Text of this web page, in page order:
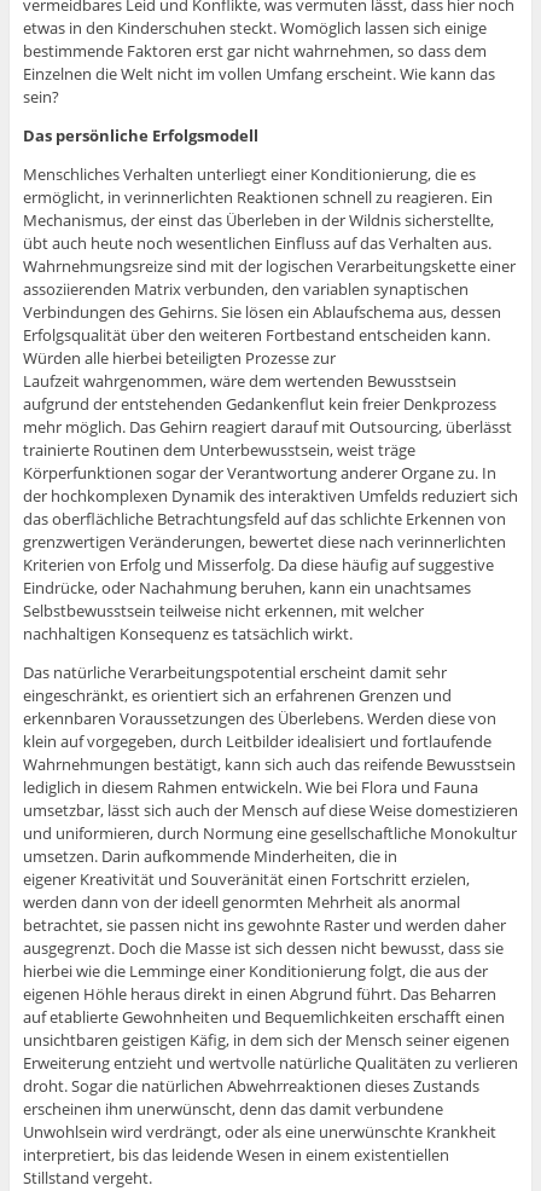
vermeidbares Leid und Konflikte, was vermuten lässt, dass hier noch
etwas in den Kinderschuhen steckt. Womöglich lassen sich einige
bestimmende Faktoren erst gar nicht wahrnehmen, so dass dem
Einzelnen die Welt nicht im vollen Umfang erscheint. Wie kann das
sein?
Das persönliche Erfolgsmodell
Menschliches Verhalten unterliegt einer Konditionierung, die es
ermöglicht, in verinnerlichten Reaktionen schnell zu reagieren. Ein
Mechanismus, der einst das Überleben in der Wildnis sicherstellte,
übt auch heute noch wesentlichen Einfluss auf das Verhalten aus.
Wahrnehmungsreize sind mit der logischen Verarbeitungskette einer
assoziierenden Matrix verbunden, den variablen synaptischen
Verbindungen des Gehirns. Sie lösen ein Ablaufschema aus, dessen
Erfolgsqualität über den weiteren Fortbestand entscheiden kann.
Würden alle hierbei beteiligten Prozesse zur
Laufzeit wahrgenommen, wäre dem wertenden Bewusstsein
aufgrund der entstehenden Gedankenflut kein freier Denkprozess
mehr möglich. Das Gehirn reagiert darauf mit Outsourcing, überlässt
trainierte Routinen dem Unterbewusstsein, weist träge
Körperfunktionen sogar der Verantwortung anderer Organe zu. In
der hochkomplexen Dynamik des interaktiven Umfelds reduziert sich
das oberflächliche Betrachtungsfeld auf das schlichte Erkennen von
grenzwertigen Veränderungen, bewertet diese nach verinnerlichten
Kriterien von Erfolg und Misserfolg. Da diese häufig auf suggestive
Eindrücke, oder Nachahmung beruhen, kann ein unachtsames
Selbstbewusstsein teilweise nicht erkennen, mit welcher
nachhaltigen Konsequenz es tatsächlich wirkt.
Das natürliche Verarbeitungspotential erscheint damit sehr
eingeschränkt, es orientiert sich an erfahrenen Grenzen und
erkennbaren Voraussetzungen des Überlebens. Werden diese von
klein auf vorgegeben, durch Leitbilder idealisiert und fortlaufende
Wahrnehmungen bestätigt, kann sich auch das reifende Bewusstsein
lediglich in diesem Rahmen entwickeln. Wie bei Flora und Fauna
umsetzbar, lässt sich auch der Mensch auf diese Weise domestizieren
und uniformieren, durch Normung eine gesellschaftliche Monokultur
umsetzen. Darin aufkommende Minderheiten, die in
eigener Kreativität und Souveränität einen Fortschritt erzielen,
werden dann von der ideell genormten Mehrheit als anormal
betrachtet, sie passen nicht ins gewohnte Raster und werden daher
ausgegrenzt. Doch die Masse ist sich dessen nicht bewusst, dass sie
hierbei wie die Lemminge einer Konditionierung folgt, die aus der
eigenen Höhle heraus direkt in einen Abgrund führt. Das Beharren
auf etablierte Gewohnheiten und Bequemlichkeiten erschafft einen
unsichtbaren geistigen Käfig, in dem sich der Mensch seiner eigenen
Erweiterung entzieht und wertvolle natürliche Qualitäten zu verlieren
droht. Sogar die natürlichen Abwehrreaktionen dieses Zustands
erscheinen ihm unerwünscht, denn das damit verbundene
Unwohlsein wird verdrängt, oder als eine unerwünschte Krankheit
interpretiert, bis das leidende Wesen in einem existentiellen
Stillstand vergeht.